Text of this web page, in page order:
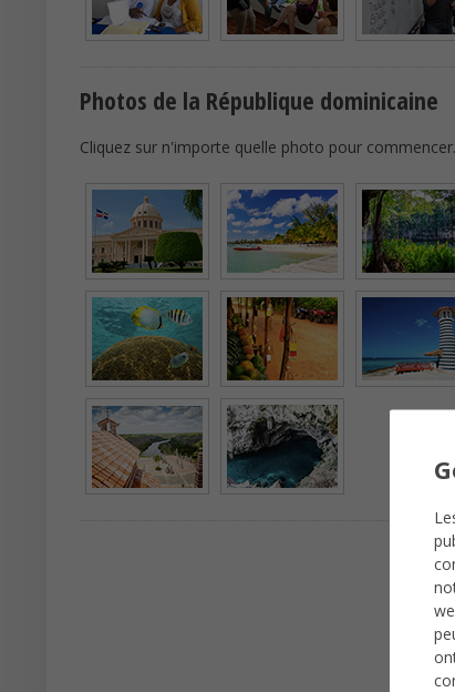
Photos de la République dominicaine
Cliquez sur n'importe quelle photo pour